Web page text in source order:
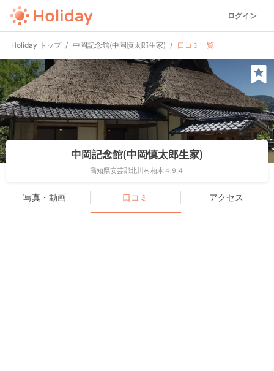
ログイン
Holiday トップ 中岡記念館(中岡慎太郎生家) 口コミ一覧
中岡記念館(中岡慎太郎生家)
高知県安芸郡北川村柏木４９４
写真・動画 口コミ アクセス